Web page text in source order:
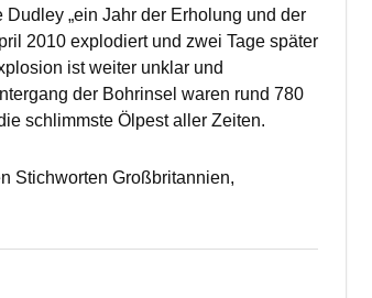
Dudley „ein Jahr der Erholung und der
2010 explodiert und zwei Tage später
ist weiter unklar und
der Bohrinsel waren rund 780
schlimmste Ölpest aller Zeiten.
Stichworten Großbritannien,